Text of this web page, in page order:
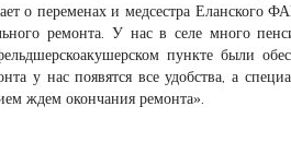
о переменах и медсестра
ремонта. У нас в селе много
пункте были
у нас появятся все удобства, а
ждем окончания ремонта».